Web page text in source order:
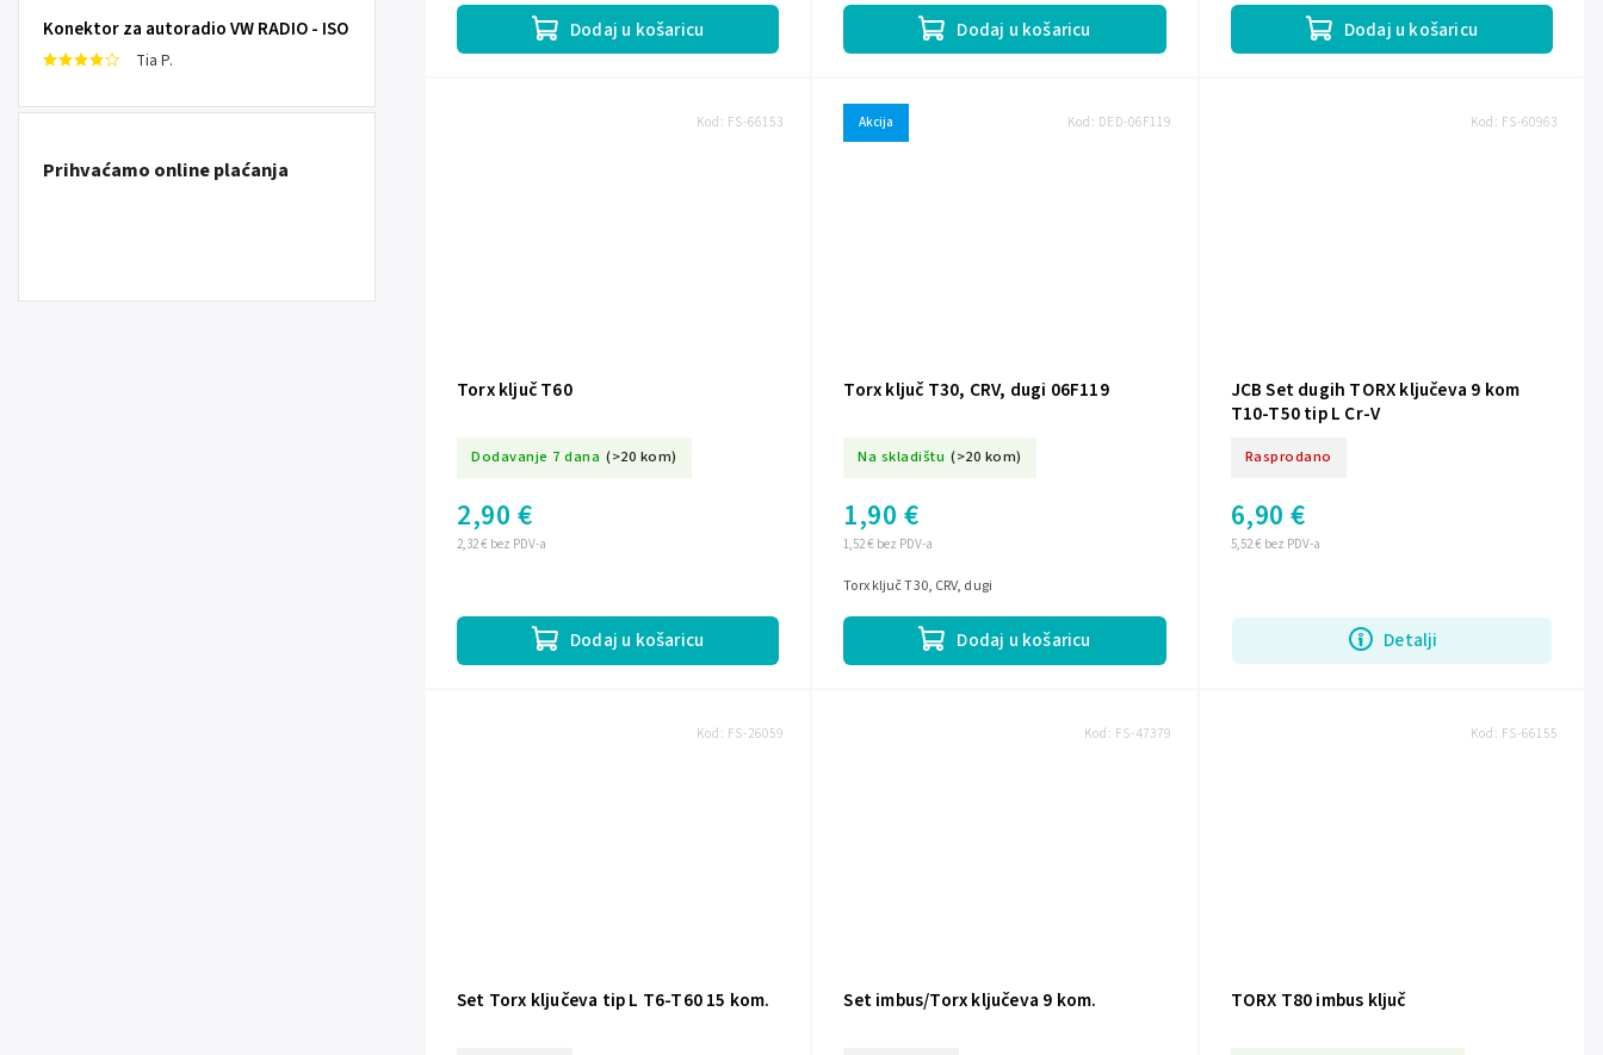
Konektor za autoradio VW RADIO - ISO
Tia P.
Prihvaćamo online plaćanja
Dodaj u košaricu Dodaj u košaricu Dodaj u košaricu
Torx ključ T60
Dodavanje 7 dana (>20 kom)
2,32 € bez PDV-a
2,90 €
Dodaj u košaricu
Kod: FS-66153 Akcija
Torx ključ T30, CRV, dugi 06F119
Na skladištu (>20 kom)
1,52 € bez PDV-a
1,90 €
Dodaj u košaricu
Torx ključ T30, CRV, dugi
Kod: DED-06F119
JCB Set dugih TORX ključeva 9 kom
T10-T50 tip L Cr-V
Rasprodano
5,52 € bez PDV-a
6,90 €
Detalji
Kod: FS-60963
Set Torx ključeva tip L T6-T60 15 kom.
Kod: FS-26059
Set imbus/Torx ključeva 9 kom.
Kod: FS-47379
TORX T80 imbus ključ
Kod: FS-66155